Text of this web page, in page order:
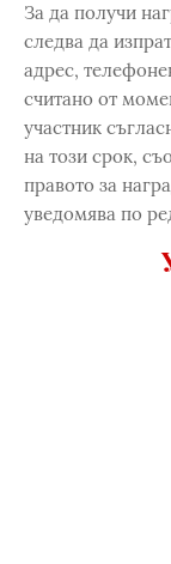
За да получи
следва да
адрес,
считано от
участник
на този срок,
правото за
уведомява по